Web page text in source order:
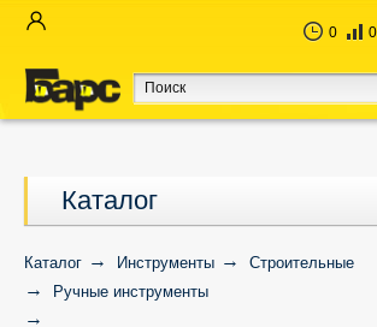
0 0
Каталог
Каталог Инструменты
Строительные
Ручные инструменты